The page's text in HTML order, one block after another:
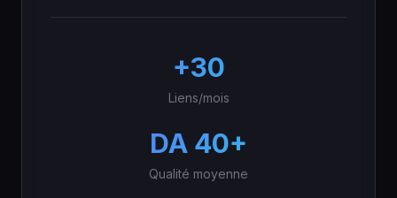
+30
Liens/mois
DA 40+
Qualité moyenne